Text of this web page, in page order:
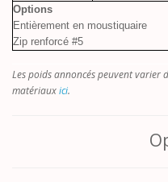
Options
Entièrement en moustiquaire
Zip renforcé #5
Les poids annoncés peuvent varier
matériauxici.